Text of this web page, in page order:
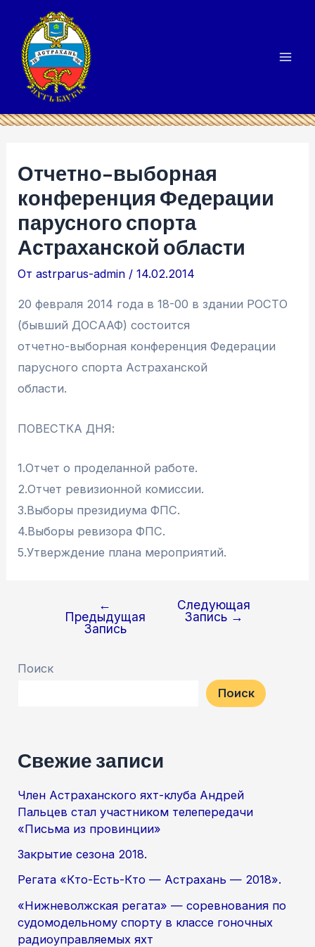
Перейти
содержимому
Отчетно-выборная
конференция Федерации
парусного спорта
Астраханской области
Отastrparus-admin /14.02.2014
20 февраля 2014 года в 18-00 в здании РОСТО
(бывший ДОСААФ) состоится
отчетно-выборная конференция Федерации
парусного спорта Астраханской
области.
ПОВЕСТКА ДНЯ:
1.Отчет о проделанной работе.
2.Отчет ревизионной комиссии.
3.Выборы президиума ФПС.
4.Выборы ревизора ФПС.
5.Утверждение плана мероприятий.
Навигация
←
Предыдущая
Запись
Следующая
Запись →
Поиск
Поиск
Свежие записи
Член Астраханского яхт-клуба Андрей
Пальцев стал участником телепередачи
«Письма из провинции»
Закрытие сезона 2018.
Регата «Кто-Есть-Кто — Астрахань — 2018».
«Нижневолжская регата» — соревнования по
судомодельному спорту в классе гоночных
радиоуправляемых яхт